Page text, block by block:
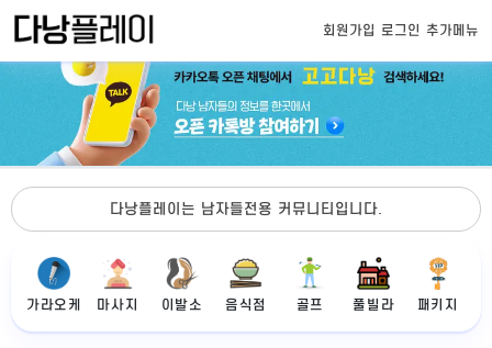
회원가입 로그인 추가메뉴
다낭플레이는 남자들전용 커뮤니티입니다.
가라오케 마사지 이발소 음식점 골프 풀빌라 패키지